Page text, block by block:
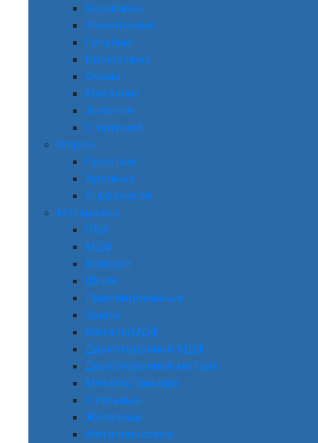
Бордовые
Фиолетовые
Голубые
Бирюзовые
Синие
Металлик
Золотые
С патиной
Форма
Простые
Арочные
С фрамугой
Материалы
ПВХ
МДФ
Винорит
Шпон
Ламинированные
Эмаль
Металл/МДФ
Двухсторонний МДФ
Двухсторонний металл
Металл/Ламинат
Стальные
Железные
Металлические